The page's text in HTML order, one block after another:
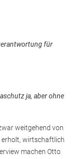
für
ja, aber ohne
weitgehend von
erholt, wirtschaftlich
machen Otto